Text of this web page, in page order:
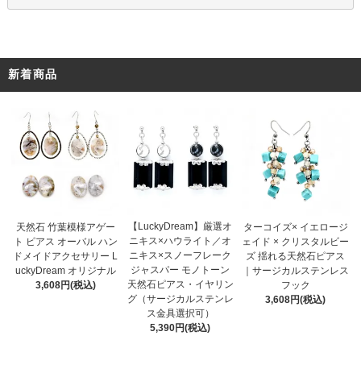
新着商品
天然石 竹葉模様アゲー
ト ピアス オーバル ハン
ドメイドアクセサリー L
uckyDream オリジナル
3,608円(税込)
【LuckyDream】厳選オ
ニキス×ハウライト／オ
ニキス×スノーフレーク
ジャスパー モノトーン
天然石ピアス・イヤリン
グ（サージカルステンレ
ス金具選択可）
5,390円(税込)
ターコイズ× イエロージ
ェイド × クリスタルビー
ズ 揺れる天然石ピアス
｜サージカルステンレス
フック
3,608円(税込)